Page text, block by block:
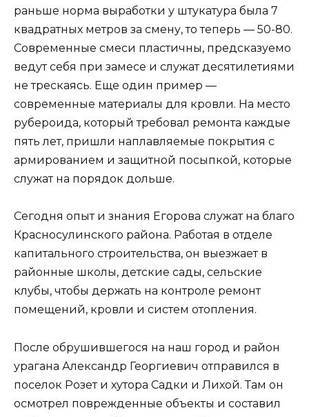
раньше норма выработки у штукатура была 7
квадратных метров за смену, то теперь — 50-80.
Современные смеси пластичны, предсказуемо
ведут себя при замесе и служат десятилетиями
не трескаясь. Еще один пример —
современные материалы для кровли. На место
рубероида, который требовал ремонта каждые
пять лет, пришли наплавляемые покрытия с
армированием и защитной посыпкой, которые
служат на порядок дольше.
Сегодня опыт и знания Егорова служат на благо
Красносулинского района. Работая в отделе
капитального строительства, он выезжает в
районные школы, детские сады, сельские
клубы, чтобы держать на контроле ремонт
помещений, кровли и систем отопления.
После обрушившегося на наш город и район
урагана Александр Георгиевич отправился в
поселок Розет и хутора Садки и Лихой. Там он
осмотрел поврежденные объекты и составил